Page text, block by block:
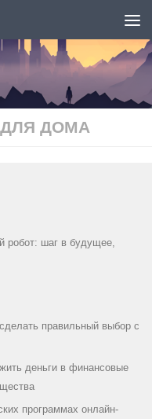
ДОМА
робот: шаг в будущее,
правильный выбор с
деньги в финансовые
программах онлайн-